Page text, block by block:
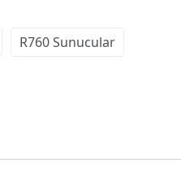
R760 Sunucular